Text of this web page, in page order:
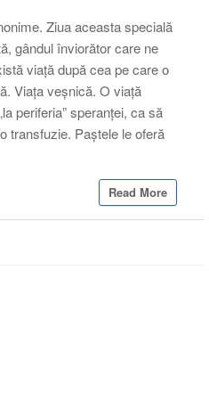
Ziua aceasta specială
gândul înviorător care ne
viață după cea pe care o
Viața veșnică. O viață
periferia” speranței, ca să
transfuzie. Paștele le oferă
Read More